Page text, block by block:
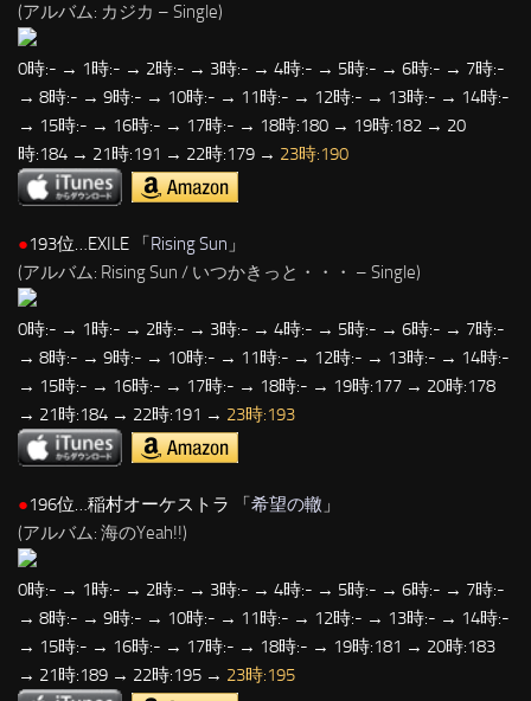
(アルバム: カジカ – Single)
0時:- → 1時:- → 2時:- → 3時:- → 4時:- → 5時:- → 6時:- → 7時:-
→ 8時:- → 9時:- → 10時:- → 11時:- → 12時:- → 13時:- → 14時:-
→ 15時:- → 16時:- → 17時:- → 18時:180 → 19時:182 → 20
時:184 → 21時:191 → 22時:179 → 23時:190
●193位…EXILE 「Rising Sun 」
(アルバム: Rising Sun / いつかきっと・・・ – Single)
0時:- → 1時:- → 2時:- → 3時:- → 4時:- → 5時:- → 6時:- → 7時:-
→ 8時:- → 9時:- → 10時:- → 11時:- → 12時:- → 13時:- → 14時:-
→ 15時:- → 16時:- → 17時:- → 18時:- → 19時:177 → 20時:178
→ 21時:184 → 22時:191 → 23時:193
●196位…稲村オーケストラ 「希望の轍 」
(アルバム: 海のYeah!!)
0時:- → 1時:- → 2時:- → 3時:- → 4時:- → 5時:- → 6時:- → 7時:-
→ 8時:- → 9時:- → 10時:- → 11時:- → 12時:- → 13時:- → 14時:-
→ 15時:- → 16時:- → 17時:- → 18時:- → 19時:181 → 20時:183
→ 21時:189 → 22時:195 → 23時:195